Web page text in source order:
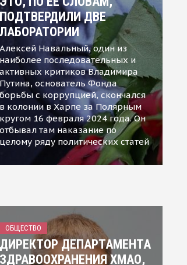
ПОДТВЕРДИЛИ ДВЕ
ЛАБОРАТОРИИ
Алексей Навальный, один из
наиболее последовательных и
активных критиков Владимира
Путина, основатель Фонда
борьбы с коррупцией, скончался
в колонии в Харпе за Полярным
кругом 16 февраля 2024 года. Он
отбывал там наказание по
целому ряду политических статей
ОБЩЕСТВО
ДИРЕКТОР ДЕПАРТАМЕНТА
ЗДРАВООХРАНЕНИЯ ХМАО,